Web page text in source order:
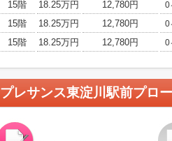
15階
18.25万円 12,780円 0
15階
18.25万円 12,780円 0
15階
18.25万円 12,780円 0
プレサンス東淀川駅前プロ